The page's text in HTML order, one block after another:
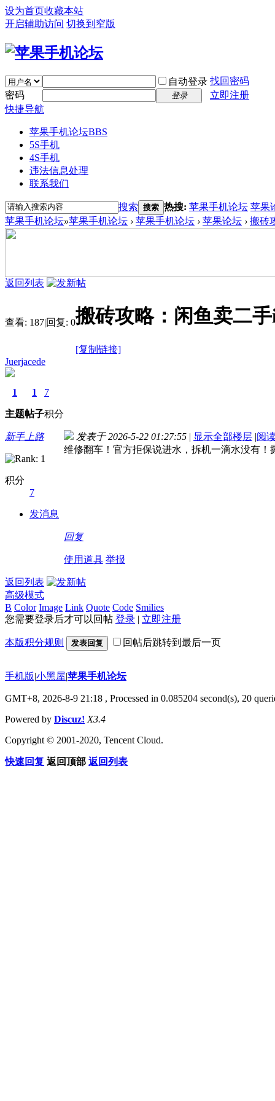
设为首页收藏本站
开启辅助访问 切换到窄版
自动登录 找回密码
密码
登录
立即注册
快捷导航
苹果手机论坛BBS
5S手机
4S手机
违法信息处理
联系我们
搜索 搜索 热搜: 苹果手机论坛 苹果
苹果手机论坛»苹果手机论坛 › 苹果手机论坛 › 苹果论坛 › 搬砖
返回列表
查看: 187|回复: 0搬砖攻略：闲鱼卖二
[复制链接]
Juerjacede
1
主题
1
帖子
7
积分
新手上路
积分
7
发消息
发表于 2026-5-22 01:27:55 | 显示全部楼层 |阅
维修翻车！官方拒保说进水，拆机一滴水没有
回复
使用道具 举报
返回列表
高级模式
B Color Image Link Quote Code Smilies
您需要登录后才可以回帖 登录 | 立即注册
本版积分规则 发表回复 回帖后跳转到最后一页
手机版|小黑屋|苹果手机论坛
GMT+8, 2026-8-9 21:18 , Processed in 0.085204 second(s), 20
Powered by Discuz! X3.4
Copyright © 2001-2020, Tencent Cloud.
快速回复 返回顶部 返回列表